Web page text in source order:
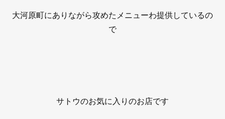
大河原町にありながら攻めたメニューわ提供しているの
で
サトウのお気に入りのお店です